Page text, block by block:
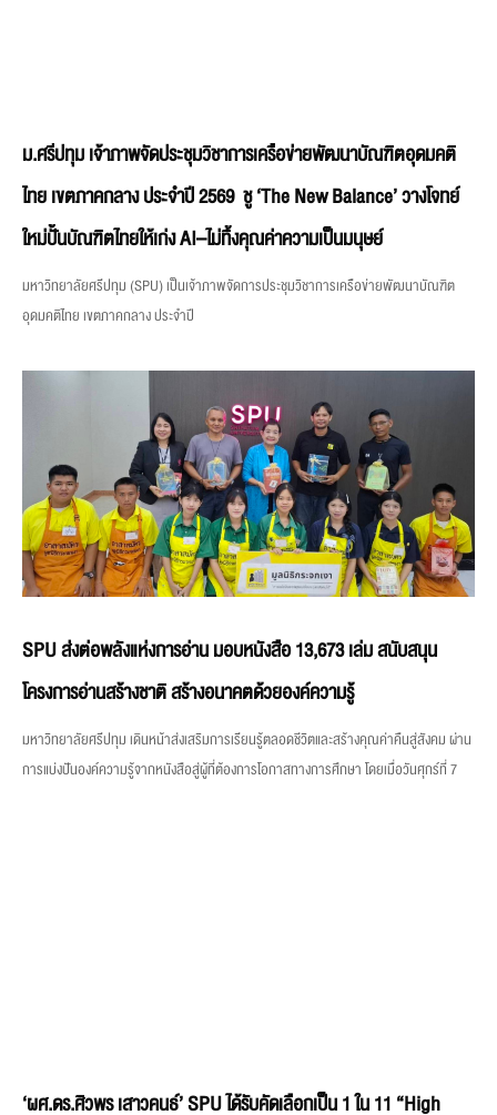
ม.ศรีปทุม เจ้าภาพจัดประชุมวิชาการเครือข่ายพัฒนาบัณฑิตอุดมคติ
ไทย เขตภาคกลาง ประจำปี 2569 ชู ‘The New Balance’ วางโจทย์
ใหม่ปั้นบัณฑิตไทยให้เก่ง AI–ไม่ทิ้งคุณค่าความเป็นมนุษย์
มหาวิทยาลัยศรีปทุม (SPU) เป็นเจ้าภาพจัดการประชุมวิชาการเครือข่ายพัฒนาบัณฑิต
อุดมคติไทย เขตภาคกลาง ประจำปี
SPU ส่งต่อพลังแห่งการอ่าน มอบหนังสือ 13,673 เล่ม สนับสนุน
โครงการอ่านสร้างชาติ สร้างอนาคตด้วยองค์ความรู้
มหาวิทยาลัยศรีปทุม เดินหน้าส่งเสริมการเรียนรู้ตลอดชีวิตและสร้างคุณค่าคืนสู่สังคม ผ่าน
การแบ่งปันองค์ความรู้จากหนังสือสู่ผู้ที่ต้องการโอกาสทางการศึกษา โดยเมื่อวันศุกร์ที่ 7
‘ผศ.ดร.ศิวพร เสาวคนธ์’ SPU ได้รับคัดเลือกเป็น 1 ใน 11 “High